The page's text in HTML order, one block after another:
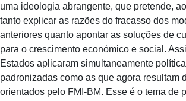
uma ideologia abrangente, que pretende,
tanto explicar as razões do fracasso dos
anteriores quanto apontar as soluções de
para o crescimento económico e social.
Estados aplicaram simultaneamente
padronizadas como as que agora resultam
orientados pelo FMI-BM. Esse é o tema de